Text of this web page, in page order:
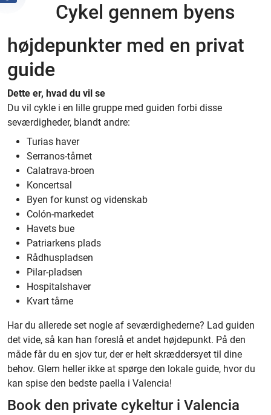
Cykel gennem byens
højdepunkter med en privat
guide
Dette er, hvad du vil se
Du vil cykle i en lille gruppe med guiden forbi disse
seværdigheder, blandt andre:
Turias haver
Serranos-tårnet
Calatrava-broen
Koncertsal
Byen for kunst og videnskab
Colón-markedet
Havets bue
Patriarkens plads
Rådhuspladsen
Pilar-pladsen
Hospitalshaver
Kvart tårne
Har du allerede set nogle af seværdighederne? Lad guiden
det vide, så kan han foreslå et andet højdepunkt. På den
måde får du en sjov tur, der er helt skræddersyet til dine
behov. Glem heller ikke at spørge den lokale guide, hvor du
kan spise den bedste paella i Valencia!
Book den private cykeltur i Valencia